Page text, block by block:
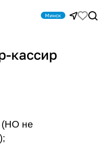
Минск
кассир
(НО не